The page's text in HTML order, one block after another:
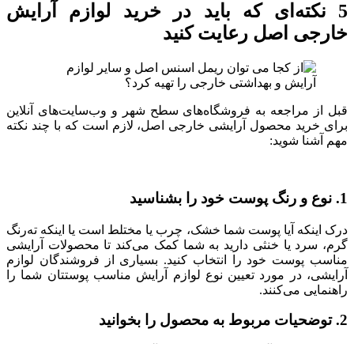
5 نکته‌ای که باید در خرید لوازم آرایش
خارجی اصل رعایت کنید
قبل از مراجعه به فروشگاه‌های سطح شهر و وب‌سایت‌های آنلاین
برای خرید محصول آرایشی خارجی اصل، لازم است که با چند نکته
مهم آشنا شوید:
1. نوع و رنگ پوست خود را بشناسید
درک اینکه آیا پوست شما خشک، چرب یا مختلط است یا اینکه ته‌رنگ
گرم، سرد یا خنثی دارید به شما کمک می‌کند تا محصولات آرایشی
مناسب پوست خود را انتخاب کنید. بسیاری از فروشندگان لوازم
آرایشی، در مورد تعیین نوع لوازم آرایش مناسب پوستتان شما را
راهنمایی می‌کنند.
2. توضحیات مربوط به محصول را بخوانید